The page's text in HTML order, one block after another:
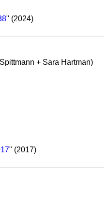
" (2024)
+ Sara Hartman)
" (2017)